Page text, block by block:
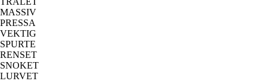
MASSIV
PRESSA
VEKTIG
SPURTE
RENSET
SNOKET
LURVET